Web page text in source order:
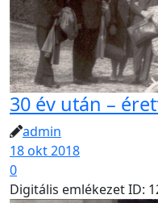
30 év után –
admin
18 okt 2018
0
Digitális emlékezet ID: